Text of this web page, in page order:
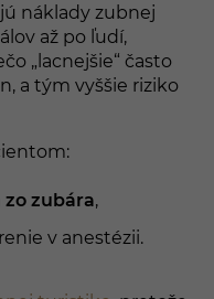
náklady zubnej
až po ľudí,
„lacnejšie“ často
a tým vyššie riziko
zubára,
v anestézii.